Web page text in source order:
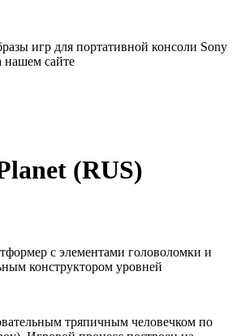
игр для портативной консоли Sony
нашем сайте
(RUS)
с элементами головоломки и
конструктором уровней
тряпичным человечком по